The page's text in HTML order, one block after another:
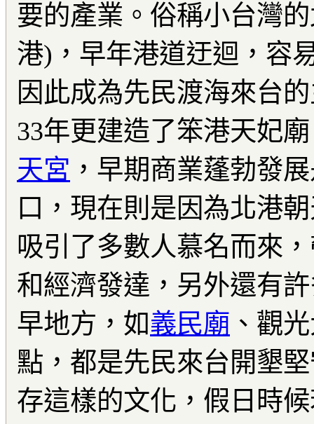
要的產業。俗稱小台灣
港)，早年港道迂迴，容
因此成為先民渡海來台
33年更建造了笨港天妃
天宮 ，早期商業蓬勃發
口，現在則是因為北港
吸引了多數人慕名而來
和經濟發達，另外還有
早地方，如義民廟 、觀
點，都是先民來台開墾
存這樣的文化，假日時